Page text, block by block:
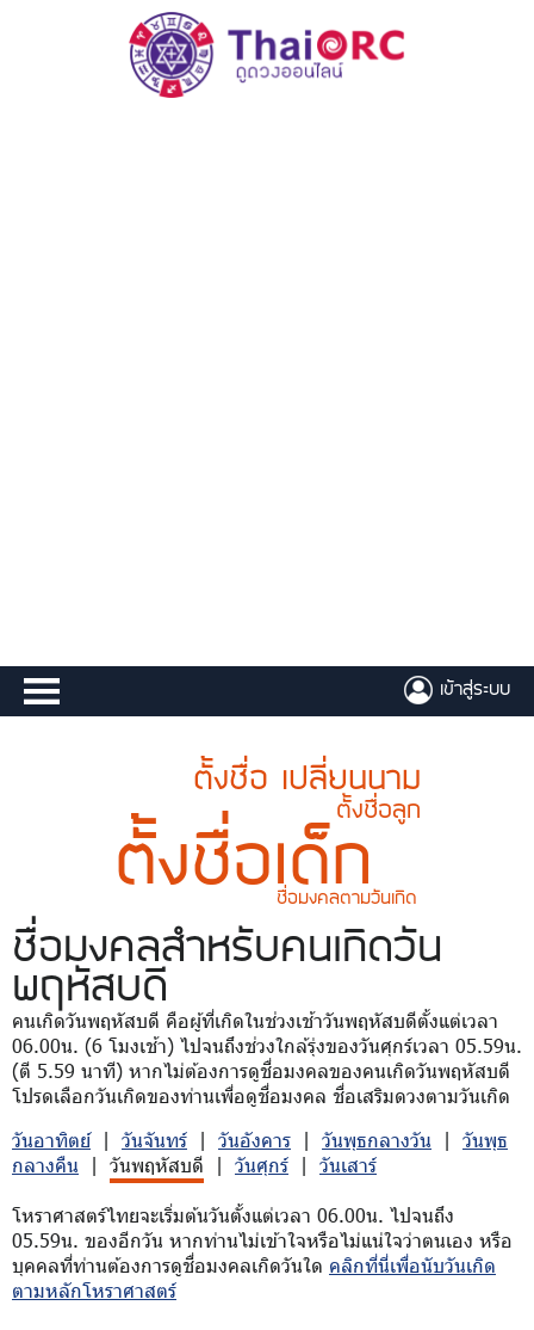
เข้าสู่ระบบ
ตั้งชื่อ เปลี่ยนนาม
ตั้งชื่อลูก
ตั้งชื่อเด็ก
ชื่อมงคลตามวันเกิด
ชื่อมงคลสำหรับคนเกิดวัน
พฤหัสบดี
คนเกิดวันพฤหัสบดี คือผู้ที่เกิดในช่วงเช้าวันพฤหัสบดีตั้งแต่เวลา
06.00น. (6 โมงเช้า) ไปจนถึงช่วงใกล้รุ่งของวันศุกร์เวลา 05.59น.
(ตี 5.59 นาที) หากไม่ต้องการดูชื่อมงคลของคนเกิดวันพฤหัสบดี
โปรดเลือกวันเกิดของท่านเพื่อดูชื่อมงคล ชื่อเสริมดวงตามวันเกิด
วันอาทิตย์| วันจันทร์ | วันอังคาร | วันพุธกลางวัน | วันพุธ
กลางคืน | วันพฤหัสบดี | วันศุกร์ | วันเสาร์
โหราศาสตร์ไทยจะเริ่มต้นวันตั้งแต่เวลา 06.00น. ไปจนถึง
05.59น. ของอีกวัน หากท่านไม่เข้าใจหรือไม่แน่ใจว่าตนเอง หรือ
บุคคลที่ท่านต้องการดูชื่อมงคลเกิดวันใด คลิกที่นี่เพื่อนับวันเกิด
ตามหลักโหราศาสตร์